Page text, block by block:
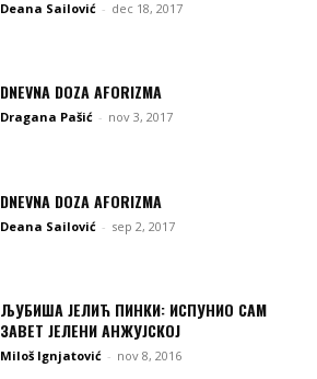
Deana Sailović - dec 18, 2017
DNEVNA DOZA AFORIZMA
Dragana Pašić - nov 3, 2017
DNEVNA DOZA AFORIZMA
Deana Sailović - sep 2, 2017
ЉУБИША ЈЕЛИЋ ПИНКИ: ИСПУНИО САМ
ЗАВЕТ ЈЕЛЕНИ АНЖУЈСКОЈ
Miloš Ignjatović - nov 8, 2016